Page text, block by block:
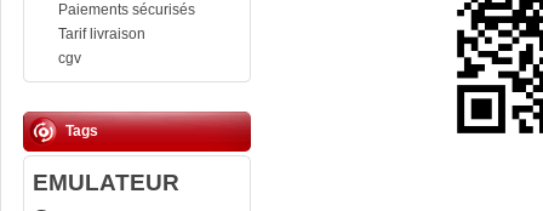
Paiements sécurisés
Tarif livraison
cgv
Tags
EMULATEUR